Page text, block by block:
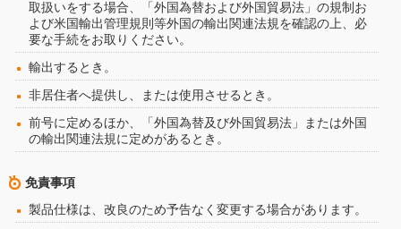
取扱いをする場合、「外国為替および外国貿易法」の規制お
よび米国輸出管理規則等外国の輸出関連法規を確認の上、必
要な手続をお取りください。
輸出するとき。
非居住者へ提供し、または使用させるとき。
前号に定めるほか、「外国為替及び外国貿易法」または外国
の輸出関連法規に定めがあるとき。
免責事項
製品仕様は、改良のため予告なく変更する場合があります。